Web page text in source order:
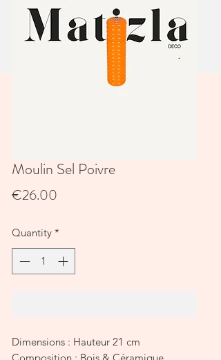
Moulin Sel Poivre
€26.00
Quantity *
Dimensions : Hauteur 21 cm